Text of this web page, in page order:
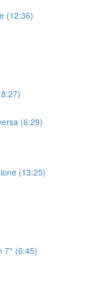
(12:36)
(6:29)
(13:25)
7° (6:45)